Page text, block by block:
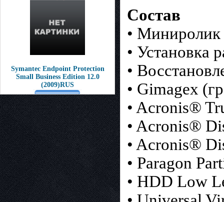
Symantec Endpoint Protection
Small Business Edition 12.0
(2009)RUS
Состав
•
• Установка
•
• Gimagex
• Acronis®
• Acronis®
• Acronis®
• Paragon
• HDD Low